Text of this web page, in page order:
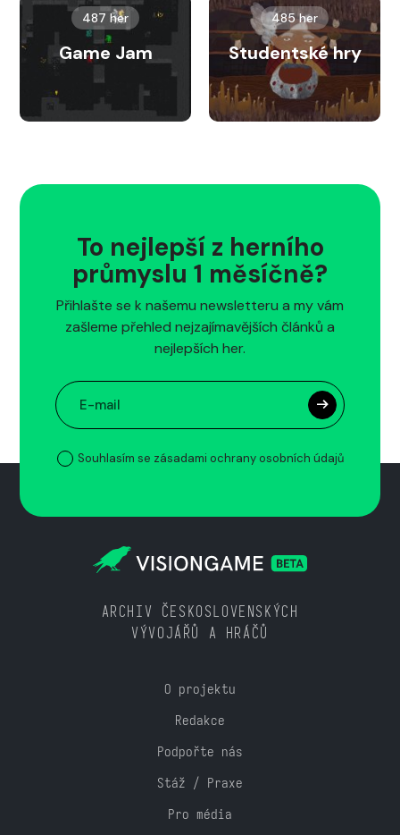
487 her
Game Jam
485 her
Studentské hry
To nejlepší z herního
průmyslu 1 měsíčně?
Přihlašte se k našemu newsletteru a my vám
zašleme přehled nejzajímavějších článků a
nejlepších her.
Souhlasím se zásadami ochrany osobních údajů
ARCHIV ČESKOSLOVENSKÝCH
VÝVOJÁŘŮ A HRÁČŮ
O projektu
Redakce
Podpořte nás
Stáž / Praxe
Pro média